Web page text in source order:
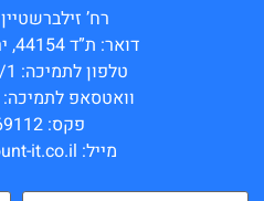
רח’ זילברשטיין 4,ירושלים
דואר: ת”ד 44154, ירושלים 91441
טלפון לתמיכה: 02-6567050/1
וואטסאפ לתמיכה: 0528401818
פקס: 02-6569112
מייל: info@account-it.co.il